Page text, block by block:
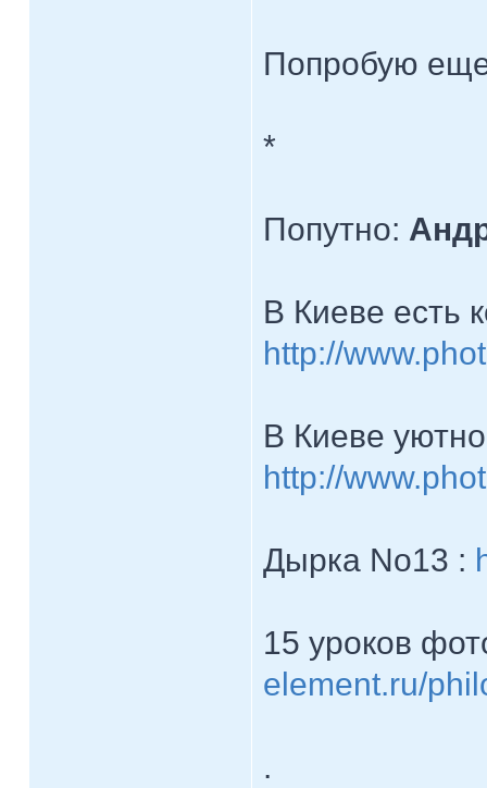
Попробую
*
Попутно:
В Киеве есть
http://
В Киеве
http://
Дырка No13 :
15 уроков
element.ru/
.